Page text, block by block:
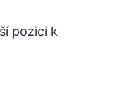
pozici k